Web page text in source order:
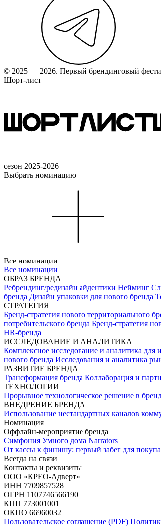
© 2025 — 2026. Первый брендинговый
Шорт-лист
сезон 2025-2026
Выбрать номинацию
Все номинации
Все номинации
ОБРАЗ БРЕНДА
Ребрендинг/редизайн айдентики Нейминг
бренда Дизайн упаковки для нового бренда
СТРАТЕГИЯ
Бренд-стратегия нового территориального
потребительского бренда Бренд-стратегия
HR-бренда
ИССЛЕДОВАНИЕ И АНАЛИТИКА
Комплексное исследование и аналитика для
нового бренда Исследования и аналитика
РАЗВИТИЕ БРЕНДА
Трансформация бренда Коллаборация и
ТЕХНОЛОГИИ
Прорывное технологическое решение в
ВНЕДРЕНИЕ БРЕНДА
Использование нестандартных каналов
Номинация
Оффлайн-мероприятие бренда
Симфония Умного дома Narrators
От кассы к финишу: первый забег для
Всегда на связи
Контакты и реквизиты
ООО «КРЕО‐Адверт»
ИНН 7709857528
ОГРН 1107746566190
КПП 773001001
ОКПО 66960032
Пользовательское соглашение (PDF)